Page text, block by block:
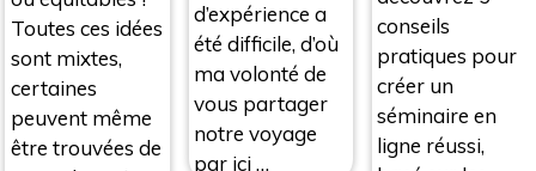
Toutes ces idées
sont mixtes,
certaines
peuvent même
être trouvées de
d’expérience a
été difficile, d’où
ma volonté de
vous partager
notre voyage
par ici …
conseils
pratiques pour
créer un
séminaire en
ligne réussi,